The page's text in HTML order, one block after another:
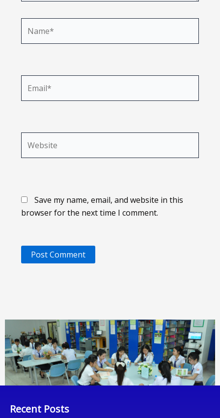
Save my name, email, and website in this
browser for the next time I comment.
Recent Posts